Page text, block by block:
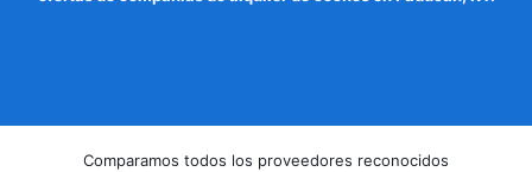
Comparamos todos los proveedores reconocidos